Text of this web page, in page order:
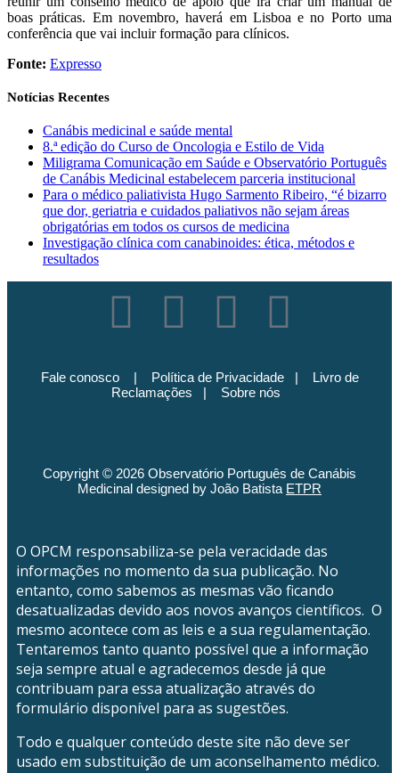
boas práticas. Em novembro, haverá em Lisboa e no Porto uma
conferência que vai incluir formação para clínicos.
Fonte: Expresso
Notícias Recentes
Canábis medicinal e saúde mental
8.ª edição do Curso de Oncologia e Estilo de Vida
Miligrama Comunicação em Saúde e Observatório Português
de Canábis Medicinal estabelecem parceria institucional
Para o médico paliativista Hugo Sarmento Ribeiro, “é bizarro
que dor, geriatria e cuidados paliativos não sejam áreas
obrigatórias em todos os cursos de medicina
Investigação clínica com canabinoides: ética, métodos e
resultados
Fale conosco| Política de Privacidade| Livro de
Reclamações | Sobre nós
Copyright © 2026 Observatório Português de Canábis
Medicinal designed by João Batista ETPR
O OPCM responsabiliza-se pela veracidade das
informações no momento da sua publicação. No
entanto, como sabemos as mesmas vão ficando
desatualizadas devido aos novos avanços científicos. O
mesmo acontece com as leis e a sua regulamentação.
Tentaremos tanto quanto possível que a informação
seja sempre atual e agradecemos desde já que
contribuam para essa atualização através do
formulário disponível para as sugestões.
Todo e qualquer conteúdo deste site não deve ser
usado em substituição de um aconselhamento médico.